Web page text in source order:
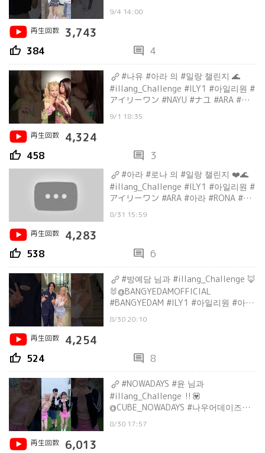
#ARA
9/4 14:00
再生回数
3,743
thumb_up 384 comment 4
#나유 #아라 의 #일랑 챌린지 🌊
#illang_Challenge #ILY1 #아일리원 #
アイリーワン #NAYU #ナユ #ARA #ア
9/1 18:35
再生回数
4,324
thumb_up 458 comment 3
#아라 #로나 의 #일랑 챌린지 ❤️🌊
#illang_Challenge #ILY1 #아일리원 #
アイリーワン #ARA #아라 #RONA #로
8/31 15:59
再生回数
4,283
thumb_up 538 comment 6
#방예담 님과 #illang_Challenge 🦊
🐰@BANGYEDAMOFFICIAL
#BANGYEDAM #ILY1 #아일리원 #아라
8/30 20:10
再生回数
4,254
thumb_up 524 comment 8
#NOWADAYS #윤 님과
#illang_Challenge ‼️💟
@CUBE_NOWADAYS #나우어데이즈
리리카 #RIRIKA
8/30 17:57
再生回数
6,013